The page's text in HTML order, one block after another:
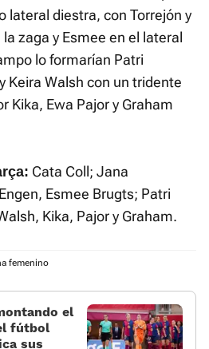
lateral diestra, con Torrejón y
zaga y Esmee en el lateral
lo formarían Patri
Keira Walsh con un tridente
Kika, Ewa Pajor y Graham
Cata Coll; Jana
Esmee Brugts; Patri
Kika, Pajor y Graham.
femenino
el
fútbol
sus